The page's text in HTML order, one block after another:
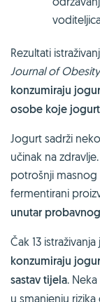
Rezultati
Journal of Obesity
konzumiraju
osobe koje
Jogurt sadrži
učinak na
potrošnji masnog
fermentirani
unutar
Čak 13
konzumiraju
sastav tijela.
u smanjenju